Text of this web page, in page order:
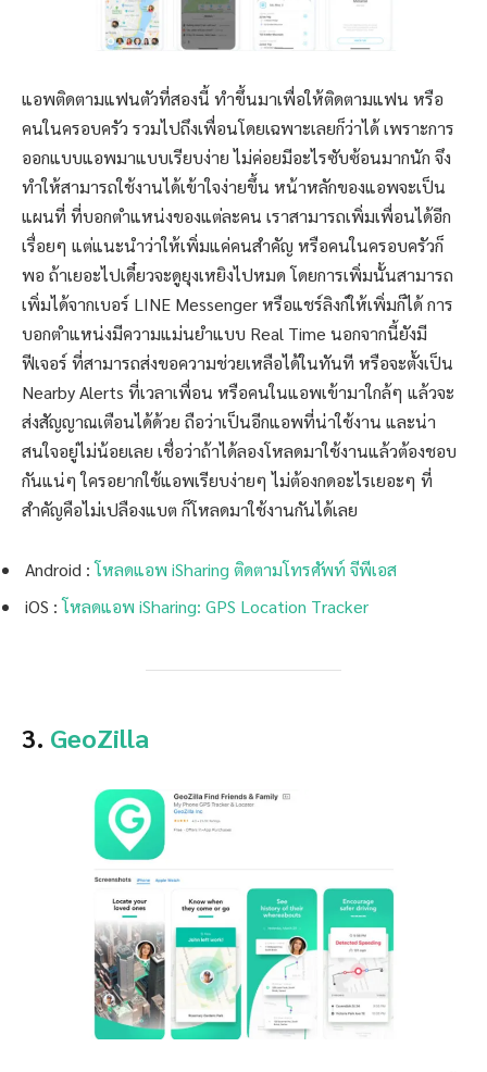
แอพติดตามแฟนตัวที่สองนี้ ทำขึ้นมาเพื่อให้ติดตามแฟน หรือ
คนในครอบครัว รวมไปถึงเพื่อนโดยเฉพาะเลยก็ว่าได้ เพราะการ
ออกแบบแอพมาแบบเรียบง่าย ไม่ค่อยมีอะไรซับซ้อนมากนัก จึง
ทำให้สามารถใช้งานได้เข้าใจง่ายขึ้น หน้าหลักของแอพจะเป็น
แผนที่ ที่บอกตำแหน่งของแต่ละคน เราสามารถเพิ่มเพื่อนได้อีก
เรื่อยๆ แต่แนะนำว่าให้เพิ่มแค่คนสำคัญ หรือคนในครอบครัวก็
พอ ถ้าเยอะไปเดี๋ยวจะดูยุงเหยิงไปหมด โดยการเพิ่มนั้นสามารถ
เพิ่มได้จากเบอร์ LINE Messenger หรือแชร์ลิงก์ให้เพิ่มก็ได้ การ
บอกตำแหน่งมีความแม่นยำแบบ Real Time นอกจากนี้ยังมี
ฟีเจอร์ ที่สามารถส่งขอความช่วยเหลือได้ในทันที หรือจะตั้งเป็น
Nearby Alerts ที่เวลาเพื่อน หรือคนในแอพเข้ามาใกล้ๆ แล้วจะ
ส่งสัญญาณเตือนได้ด้วย ถือว่าเป็นอีกแอพที่น่าใช้งาน และน่า
สนใจอยู่ไม่น้อยเลย เชื่อว่าถ้าได้ลองโหลดมาใช้งานแล้วต้องชอบ
กันแน่ๆ ใครอยากใช้แอพเรียบง่ายๆ ไม่ต้องกดอะไรเยอะๆ ที่
สำคัญคือไม่เปลืองแบต ก็โหลดมาใช้งานกันได้เลย
Android :โหลดแอพ iSharing ติดตามโทรศัพท์ จีพีเอส
iOS :โหลดแอพ iSharing: GPS Location Tracker
3. GeoZilla